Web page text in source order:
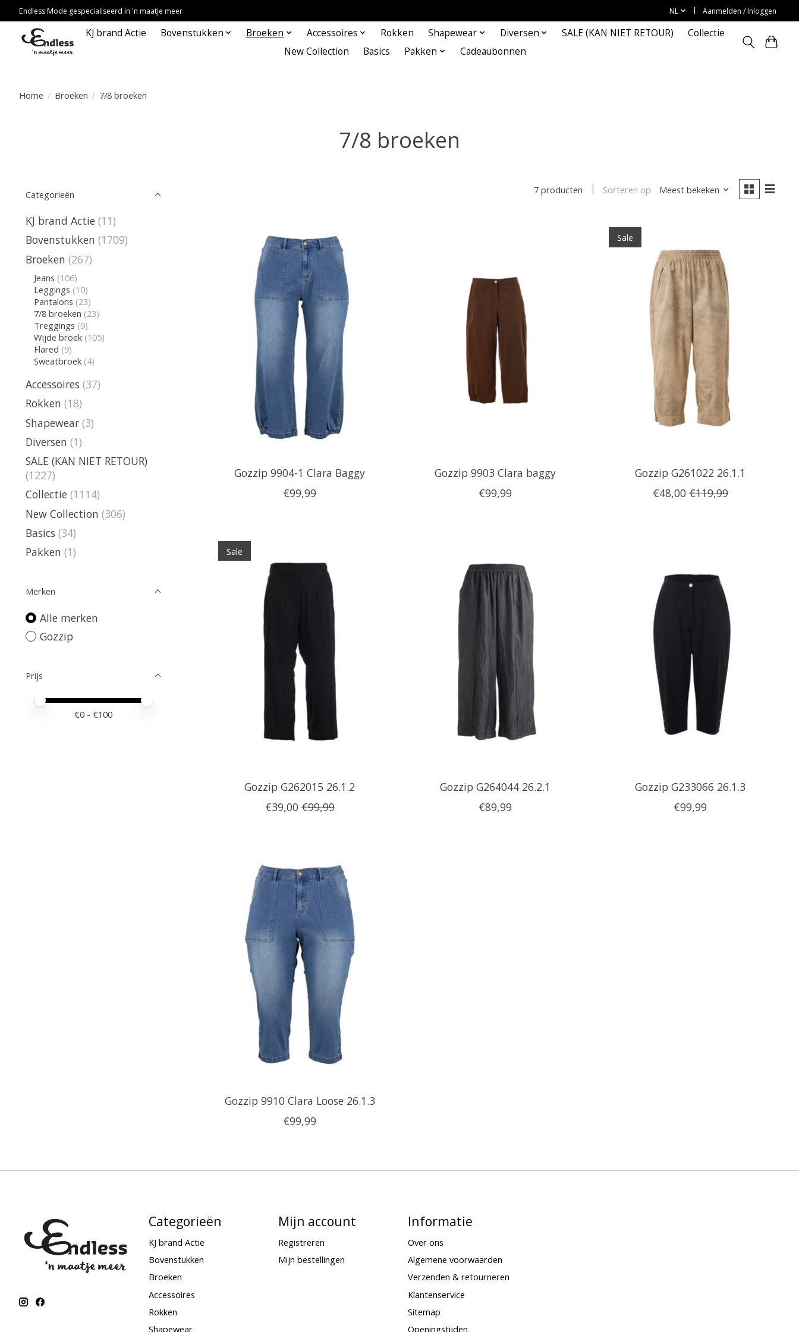
Endless Mode gespecialiseerd in 'n maatje meer NL Aanmelden / Inloggen
KJ brand Actie Bovenstukken Broeken Accessoires Rokken Shapewear Diversen SALE (KAN NIET RETOUR)
Collectie
New Collection
Basics Pakken Cadeaubonnen
Home / Broeken / 7/8 broeken
7/8 broeken
Categorieën
KJ brand Actie (11)
Bovenstukken (1709)
Broeken (267)
Jeans (106)
Leggings (10)
Pantalons (23)
7/8 broeken (23)
Treggings (9)
Wijde broek (105)
Flared (9)
Sweatbroek (4)
Accessoires (37)
Rokken (18)
Shapewear (3)
Diversen (1)
SALE (KAN NIET RETOUR)
(1227)
Collectie (1114)
New Collection (306)
Basics (34)
Pakken (1)
Merken
Alle merken
Gozzip
Prijs
Minimale prijswaarde
Price maximum value
€0 - €100
7 producten Sorteren op Meest bekeken
Gozzip 9904-1 Clara Baggy
€99,99
Gozzip 9903 Clara baggy
€99,99
Sale
Gozzip G261022 26.1.1
€48,00 €119,99
Sale
Gozzip G262015 26.1.2
€39,00 €99,99
Gozzip G264044 26.2.1
€89,99
Gozzip G233066 26.1.3
€99,99
Gozzip 9910 Clara Loose 26.1.3
€99,99
Categorieën
KJ brand Actie
Bovenstukken
Broeken
Accessoires
Rokken
Shapewear
Mijn account
Registreren
Mijn bestellingen
Informatie
Over ons
Algemene voorwaarden
Verzenden & retourneren
Klantenservice
Sitemap
Openingstijden